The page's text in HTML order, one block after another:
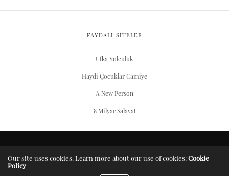
FAYDALI SİTELER
Ufka Yolculuk
Haydi Çocuklar Camiye
A New Person
8 Milyar Salavat
Our site uses cookies. Learn more about our use of cookies:Cookie
Policy